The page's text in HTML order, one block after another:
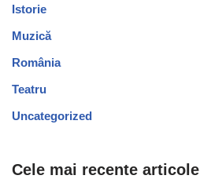
Istorie
Muzică
România
Teatru
Uncategorized
Cele mai recente articole